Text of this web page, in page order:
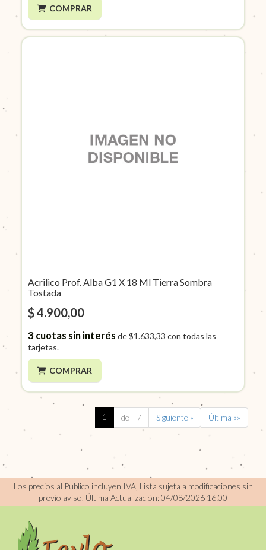
COMPRAR
Acrilico Prof. Alba G1 X 18 Ml Tierra Sombra
Tostada
$ 4.900,00
3cuotas sin interés de$1.633,33 con todas las
tarjetas.
COMPRAR
1 de 7 Siguiente » Última »»
Los precios al Publico incluyen IVA, Lista sujeta a modificaciones sin
previo aviso. Última Actualización: 04/08/2026 16:00